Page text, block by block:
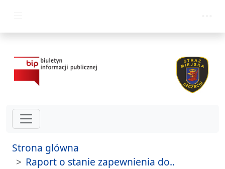
Strona glówna
Raport o stanie zapewnienia do..